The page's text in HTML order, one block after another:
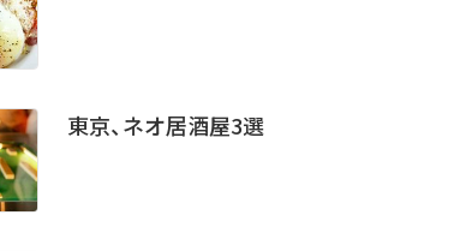
東京、ネオ居酒屋3選